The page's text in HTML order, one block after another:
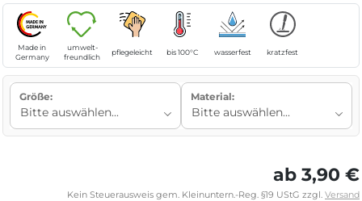
Made in
Germany
umwelt-
freundlich
pflegeleicht bis 100°C wasserfest kratzfest
Größe: Material:
ab 3,90 €
Kein Steuerausweis gem. Kleinuntern.-Reg. §19 UStG zzgl. Versand